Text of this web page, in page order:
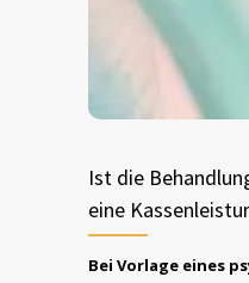
Sie ganz sicher
Ist die
eine
Bei Vorlage eines